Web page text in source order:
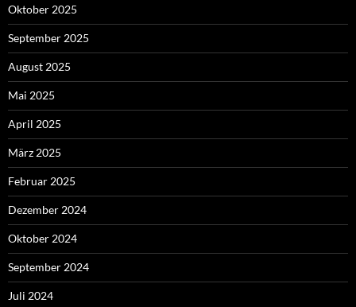
Oktober 2025
September 2025
August 2025
Mai 2025
April 2025
März 2025
Februar 2025
Dezember 2024
Oktober 2024
September 2024
Juli 2024